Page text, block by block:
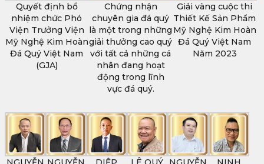
Quyết định bổ
nhiệm chức Phó
Viện Trưởng Viện
Mỹ Nghệ Kim Hoàn
Đá Quý Việt Nam
(GJA)
Chứng nhận
chuyên gia đá quý
là một trong những
giải thưởng cao quý
với tất cả những cá
nhân đang hoạt
động trong lĩnh
vực đá quý.
Giải vàng cuộc thi
Thiết Kế Sản Phẩm
Mỹ Nghệ Kim Hoàn
Đá Quý Việt Nam
Năm 2023